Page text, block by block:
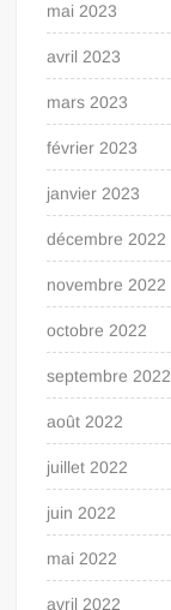
mai 2023
avril 2023
mars 2023
février 2023
janvier 2023
décembre 2022
novembre 2022
octobre 2022
septembre 2022
août 2022
juillet 2022
juin 2022
mai 2022
avril 2022